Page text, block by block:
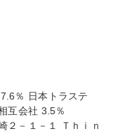
％ 日本トラステ
互会社 3.5％
２－１－１ Ｔｈｉｎ